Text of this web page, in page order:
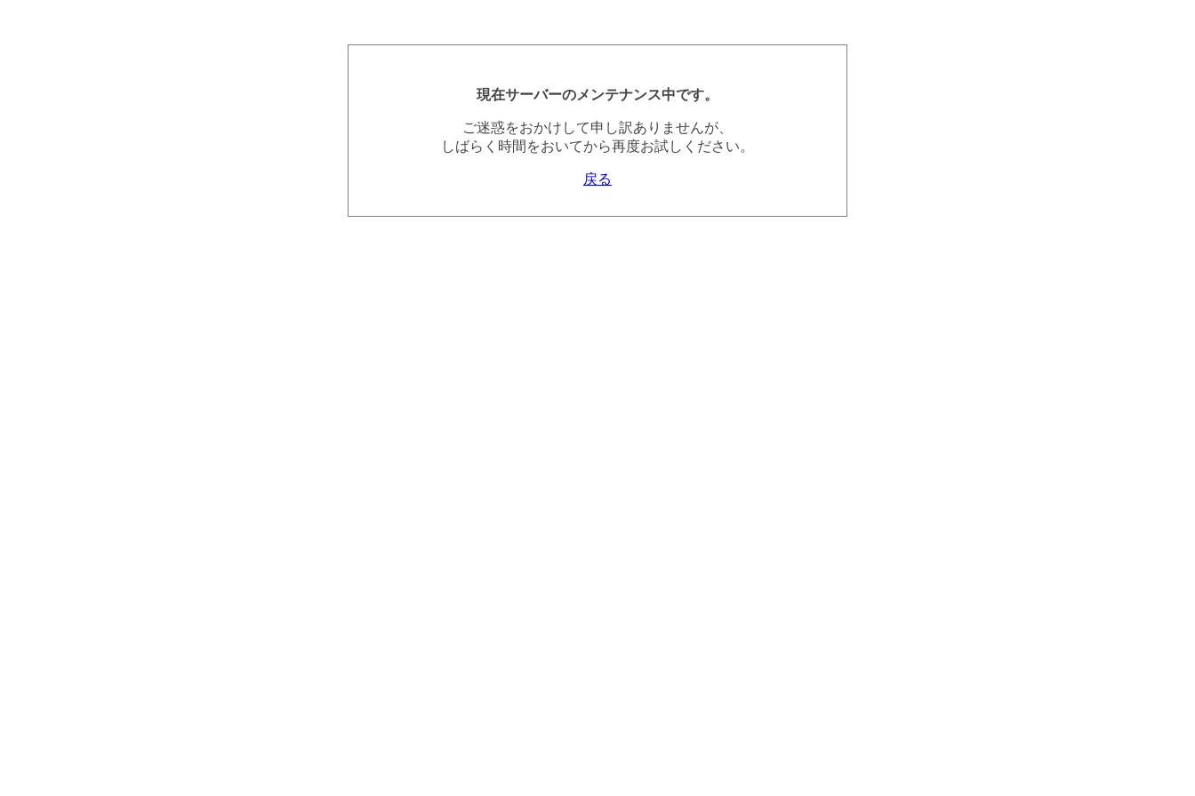
現在サーバーのメンテナンス中です。
ご迷惑をおかけして申し訳ありませんが、
しばらく時間をおいてから再度お試しください。
戻る